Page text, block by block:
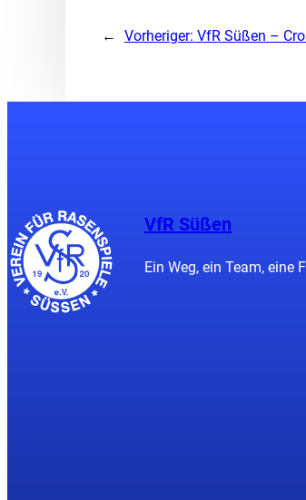
← Vorheriger: VfR Süßen –
VfR Süßen
Ein Weg, ein Team, eine